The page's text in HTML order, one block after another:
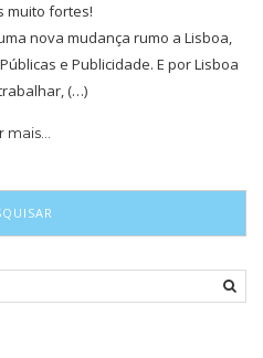
muito fortes!
nova mudança rumo a Lisboa,
e Publicidade. E por Lisboa
(…)
mais…